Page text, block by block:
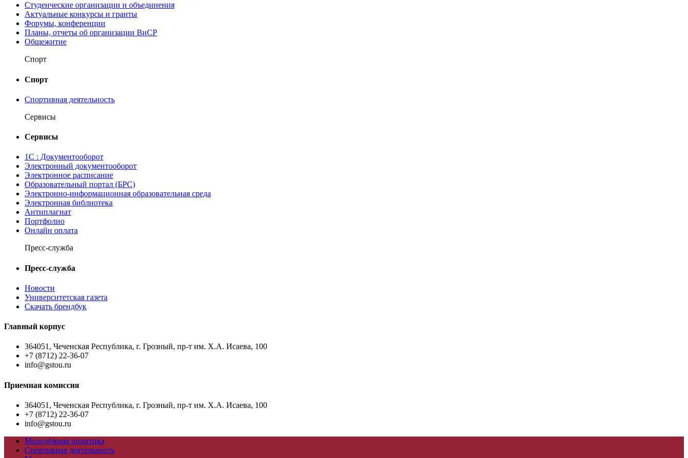
Студенческие организации и объединения
Актуальные конкурсы и гранты
Форумы, конференции
Планы, отчеты об организации ВиСР
Общежитие
Спорт
Спорт
Спортивная деятельность
Сервисы
Сервисы
1С : Документооборот
Электронный документооборот
Электронное расписание
Образовательный портал (БРС)
Электронно-информационная образовательная среда
Электронная библиотека
Антиплагиат
Портфолио
Онлайн оплата
Пресс-служба
Пресс-служба
Новости
Университетская газета
Скачать брендбук
Главный корпус
364051, Чеченская Республика, г. Грозный, пр-т им. Х.А. Исаева, 100
+7 (8712) 22-36-07
info@gstou.ru
Приемная комиссия
364051, Чеченская Республика, г. Грозный, пр-т им. Х.А. Исаева, 100
+7 (8712) 22-36-07
info@gstou.ru
Молодёжная политика
Спортивная деятельность